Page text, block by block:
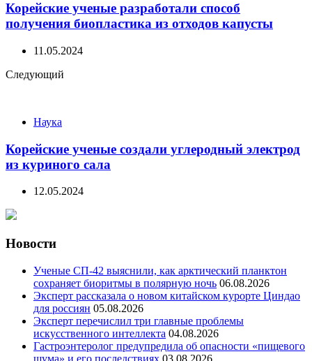
Корейские ученые разработали способ
получения биопластика из отходов капусты
11.05.2024
Следующий
Наука
Корейские ученые создали углеродный электрод
из куриного сала
12.05.2024
Новости
Ученые СП-42 выяснили, как арктический планктон
сохраняет биоритмы в полярную ночь 06.08.2026
Эксперт рассказала о новом китайском курорте Циндао
для россиян 05.08.2026
Эксперт перечислил три главные проблемы
искусственного интеллекта 04.08.2026
Гастроэнтеролог предупредила об опасности «пищевого
шума» и его последствиях 03.08.2026